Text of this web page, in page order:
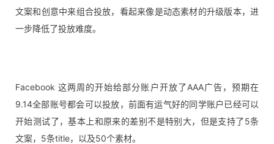
文案和创意中来组合投放，看起来像是动态素材的升级版本，进
一步降低了投放难度。
Facebook 这两周的开始给部分账户开放了AAA广告，预期在
9.14全部账号都会可以投放，前面有运气好的同学账户已经可以
开始测试了，基本上和原来的差别不是特别大，但是支持了5条
文案，5条title，以及50个素材。